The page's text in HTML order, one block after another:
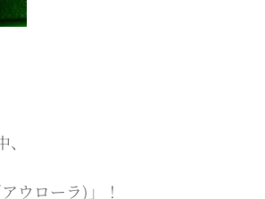
ウローラ)」！